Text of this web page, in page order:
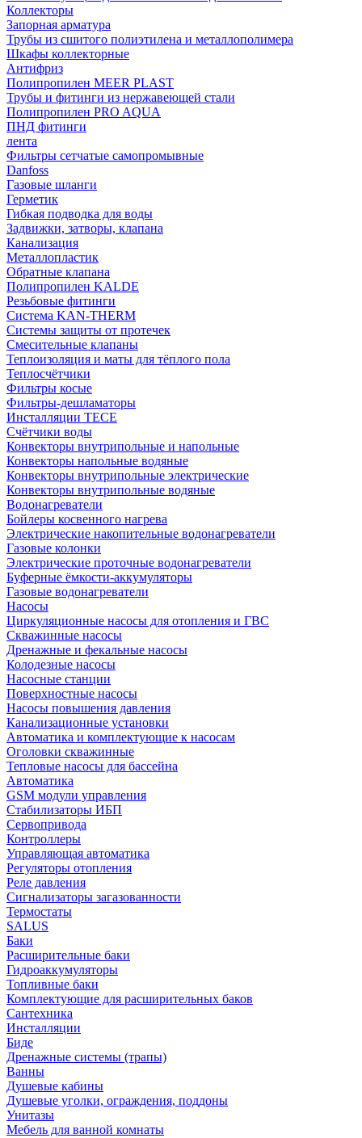
Коллекторы
Запорная арматура
Трубы из сшитого полиэтилена и металлополимера
Шкафы коллекторные
Антифриз
Полипропилен MEER PLAST
Трубы и фитинги из нержавеющей стали
Полипропилен PRO AQUA
ПНД фитинги
лента
Фильтры сетчатые самопромывные
Danfoss
Газовые шланги
Герметик
Гибкая подводка для воды
Задвижки, затворы, клапана
Канализация
Металлопластик
Обратные клапана
Полипропилен KALDE
Резьбовые фитинги
Система KAN-THERM
Системы защиты от протечек
Смесительные клапаны
Теплоизоляция и маты для тёплого пола
Теплосчётчики
Фильтры косые
Фильтры-дешламаторы
Инсталляции TECE
Счётчики воды
Конвекторы внутрипольные и напольные
Конвекторы напольные водяные
Конвекторы внутрипольные электрические
Конвекторы внутрипольные водяные
Водонагреватели
Бойлеры косвенного нагрева
Электрические накопительные водонагреватели
Газовые колонки
Электрические проточные водонагреватели
Буферные ёмкости-аккумуляторы
Газовые водонагреватели
Насосы
Циркуляционные насосы для отопления и ГВС
Скважинные насосы
Дренажные и фекальные насосы
Колодезные насосы
Насосные станции
Поверхностные насосы
Насосы повышения давления
Канализационные установки
Автоматика и комплектующие к насосам
Оголовки скважинные
Тепловые насосы для бассейна
Автоматика
GSM модули управления
Стабилизаторы ИБП
Сервопривода
Контроллеры
Управляющая автоматика
Регуляторы отопления
Реле давления
Сигнализаторы загазованности
Термостаты
SALUS
Баки
Расширительные баки
Гидроаккумуляторы
Топливные баки
Комплектующие для расширительных баков
Сантехника
Инсталляции
Биде
Дренажные системы (трапы)
Ванны
Душевые кабины
Душевые уголки, ограждения, поддоны
Унитазы
Мебель для ванной комнаты